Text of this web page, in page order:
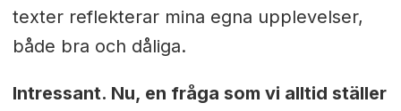
texter reflekterar mina egna upplevelser,
både bra och dåliga.
Intressant. Nu, en fråga som vi alltid ställer